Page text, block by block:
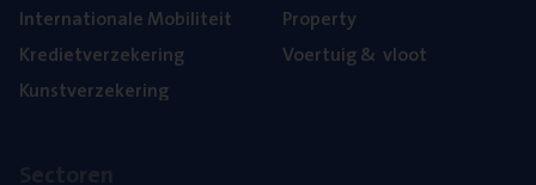
Inter­na­ti­o­na­le Mobiliteit
Kre­diet­ver­ze­ke­ring
Kunst­ver­ze­ke­ring
Pro­per­ty
Voer­tuig& vloot